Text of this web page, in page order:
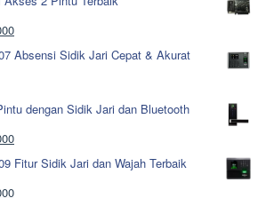
ini
adalah:
Harga
saat
ini
Absensi Sidik Jari Cepat & Akurat
dengan Sidik Jari dan Bluetooth
Harga
saat
ini
adalah:
Fitur Sidik Jari dan Wajah Terbaik
Harga